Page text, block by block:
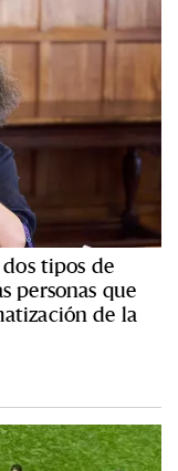
tipos de
personas que
de la